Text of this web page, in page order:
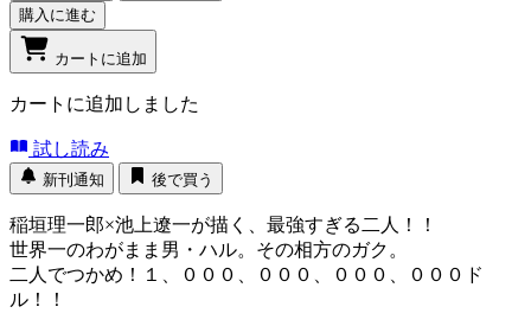
購入に進む
カートに追加
カートに追加しました
試し読み
新刊通知 後で買う
稲垣理一郎×池上遼一が描く、最強すぎる二人！！
世界一のわがまま男・ハル。その相方のガク。
二人でつかめ！１、０００、０００、０００、０００ド
ル！！